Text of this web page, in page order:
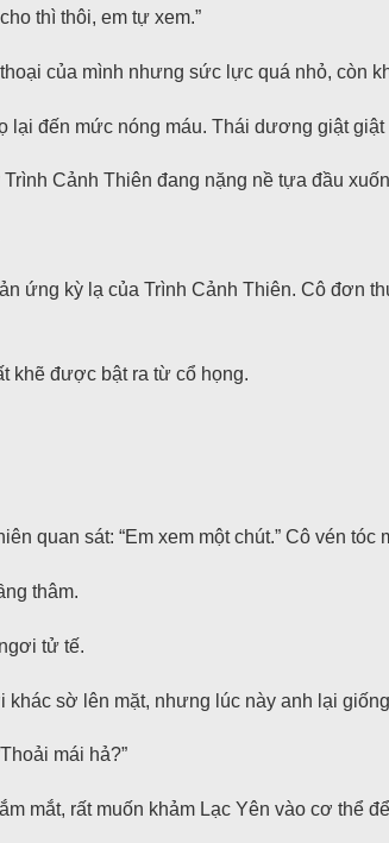
thì thôi, em tự xem.”
của mình nhưng sức lực quá nhỏ, còn
lại đến mức nóng máu. Thái dương giật
Cảnh Thiên đang nặng nề tựa đầu
ứng kỳ lạ của Trình Cảnh Thiên. Cô đơn
khẽ được bật ra từ cổ họng.
quan sát: “Em xem một chút.” Cô vén
thâm.
tử tế.
sờ lên mặt, nhưng lúc này anh lại
mái hả?”
mắt, rất muốn khảm Lạc Yên vào cơ thể